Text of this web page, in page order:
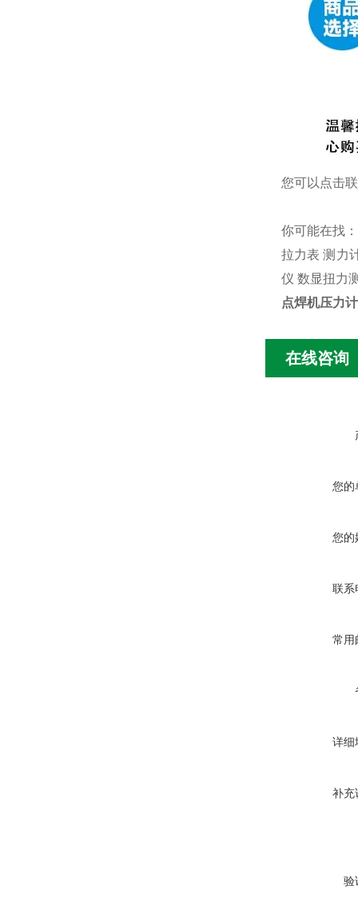
您可以点击
你可能在找：
拉力表 测力
仪 数显扭力
点焊机压力
在线咨询
您的
您的
联系
常用
详细
补充
验